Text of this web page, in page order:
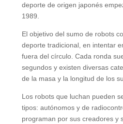
deporte de origen japonés
1989.
El objetivo del sumo de robots
deporte tradicional, en intentar
fuera del círculo. Cada ronda
segundos y existen diversas
de la masa y la longitud de los
Los robots que luchan pueden
tipos: autónomos y de
programan por sus creadores y